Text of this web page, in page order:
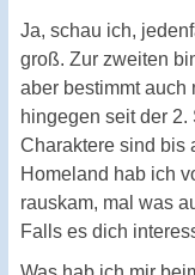
Ja, schau ich,
groß. Zur zweiten
aber bestimmt auch
hingegen seit der
Charaktere sind bis
Homeland hab ich
rauskam, mal was
Falls es dich